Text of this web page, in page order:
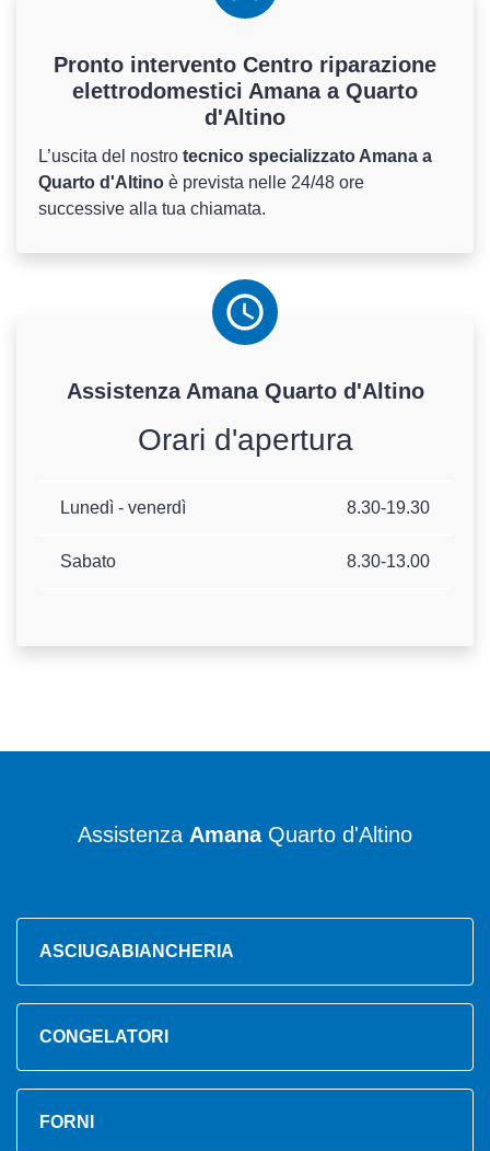
Pronto intervento Centro riparazione
elettrodomestici Amana a Quarto
d'Altino
L’uscita del nostro tecnico specializzato Amana a
Quarto d'Altino è prevista nelle 24/48 ore
successive alla tua chiamata.
Assistenza AmanaQuarto d'Altino
Orari d'apertura
Lunedì - venerdì 8.30-19.30
Sabato 8.30-13.00
Assistenza AmanaQuarto d'Altino
ASCIUGABIANCHERIA
CONGELATORI
FORNI